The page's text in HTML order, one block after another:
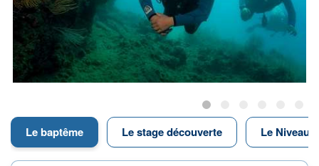
Le baptême Le stage découverte Le Niveau 1